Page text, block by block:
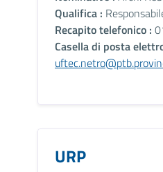
Qualifica :
Recapito telefonico :
Casella di posta
URP